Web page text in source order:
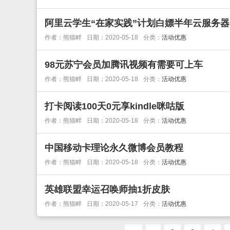
阿里云学生“在家实践”计划白嫖半年云服务器
作者：熊猫畔 日期：2020-05-18 分类： 活动优惠
98元苏宁会员加腾讯视频有需要可上车
作者：熊猫畔 日期：2020-05-18 分类： 活动优惠
打卡阅读100天0元享kindle咪咕版
作者：熊猫畔 日期：2020-05-18 分类： 活动优惠
中国移动卡理论永久微博会员教程
作者：熊猫畔 日期：2020-05-18 分类： 活动优惠
英雄联盟幸运召唤师抽1折皮肤
作者：熊猫畔 日期：2020-05-17 分类： 活动优惠